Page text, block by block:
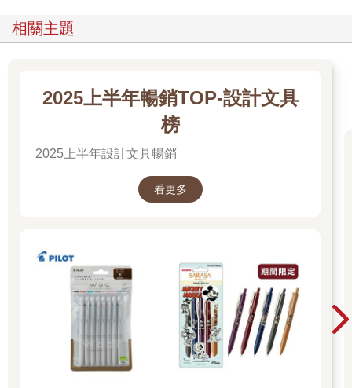
相關主題
2025上半年暢銷TOP-設計文具
榜
2025上半年設計文具暢銷
看更多